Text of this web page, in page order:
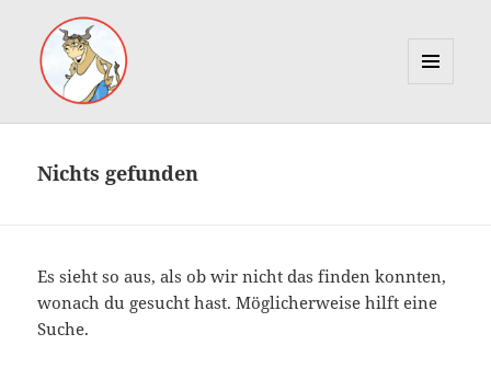
WIDGETS
Nichts gefunden
Es sieht so aus, als ob wir nicht das finden konnten,
wonach du gesucht hast. Möglicherweise hilft eine
Suche.